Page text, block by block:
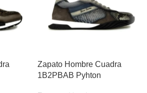
Zapato Hombre Cuadra
1B2PBAB Pyhton